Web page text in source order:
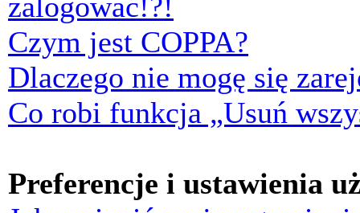
Czym jest COPPA?
Dlaczego nie mogę się
Co robi funkcja „Usuń
Preferencje i ustawienia